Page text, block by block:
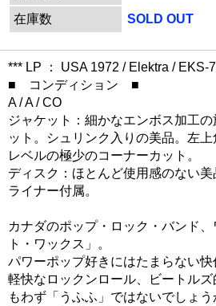
在庫数
SOLD OUT
*** LP ： USA 1972 / Elektra / EKS-
■ コンディション ■
A / A / CO
ジャケット：細かなエンボス加工
ット。シュリンク入りの美品。左
レベルの極少のコーナーカット。
ディスク：ほとんど使用感のない美
ライナー付属。
カナダのポップ・ロック・バンド
ト・ワックス」。
パワーポップ好きにはたまらない快
軽快なロックンロール、ビートル
もわず「うふふ」ではないでしょう